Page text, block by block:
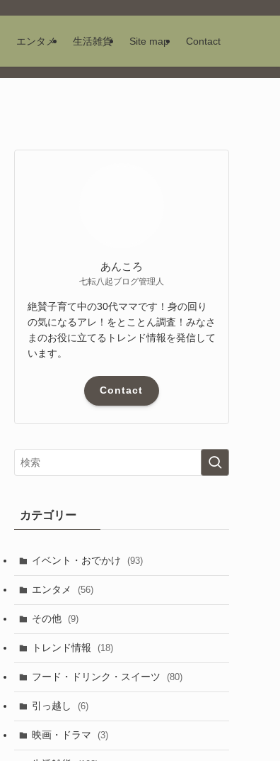
エンタメ 生活雑貨 Site map Contact
あんころ
七転八起ブログ管理人
絶賛子育て中の30代ママです！身の回り
の気になるアレ！をとことん調査！みなさ
まのお役に立てるトレンド情報を発信して
います。
Contact
カテゴリー
イベント・おでかけ (93)
エンタメ (56)
その他 (9)
トレンド情報 (18)
フード・ドリンク・スイーツ (80)
引っ越し (6)
映画・ドラマ (3)